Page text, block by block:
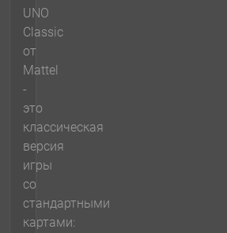
UNO
Classic
от
Mattel
-
это
классическая
версия
игры
со
стандартными
картами: